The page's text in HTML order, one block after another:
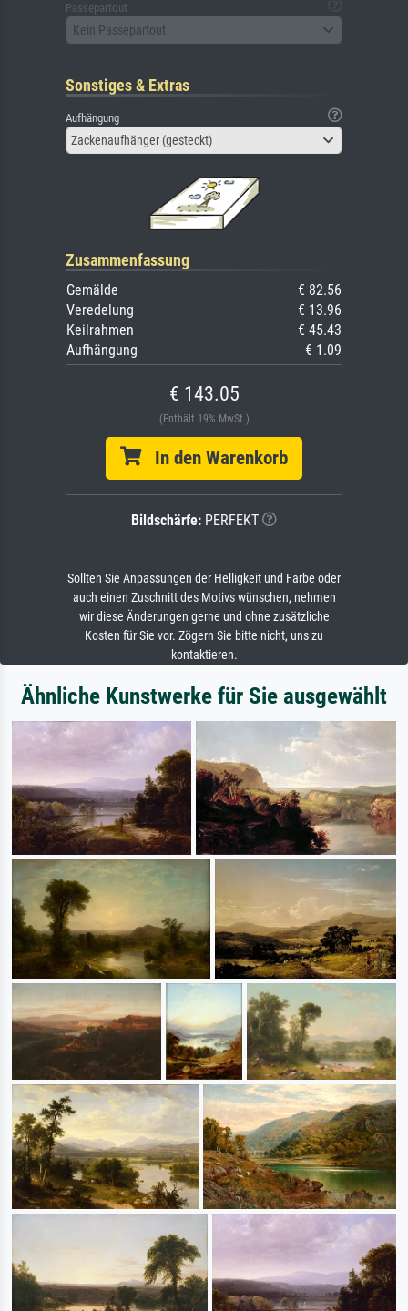
Passepartout
Kein Passepartout
Sonstiges & Extras
Aufhängung
Zackenaufhänger (gesteckt)
Zusammenfassung
Gemälde
€ 82.56
Veredelung
€ 13.96
Keilrahmen
€ 45.43
Aufhängung
€ 1.09
€ 143.05
(Enthält 19% MwSt.)
In den Warenkorb
Bildschärfe: PERFEKT
Sollten Sie Anpassungen der Helligkeit und Farbe oder
auch einen Zuschnitt des Motivs wünschen, nehmen
wir diese Änderungen gerne und ohne zusätzliche
Kosten für Sie vor. Zögern Sie bitte nicht, uns zu
kontaktieren.
Ähnliche Kunstwerke für Sie ausgewählt